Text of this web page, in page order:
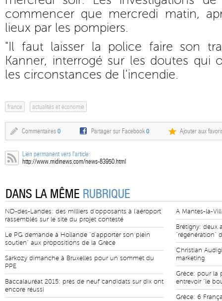
commencer que mercredi matin,
lieux par les pompiers.
"Il faut laisser la police faire son
Kanner, interrogé sur les doutes qui
les circonstances de l'incendie.
france actualités et économie
Commentaires 0 Partager sur Facebook0 Ajouter aux
Lien permanent vers l'article:
http://www.midinews.com/news-83950.html
DANS LA MÊME RUBRIQUE
ND-des-Landes: des milliers d'opposants à l'aéroport
rassemblés sur le site du projet contesté
Le PG demande à Hollande "d'apporter son plein
soutien" aux propositions de la Grèce
Sarkozy dimanche à Bruxelles pour un sommet du
PPE
Baccalauréat 2015: près de neuf candidats sur dix ont
encore réussi
A Mantes-la-
Brétigny: deux
"régénération"
Christian
marketing
Grèce: pour la
entrevoir "le
Grèce: 6